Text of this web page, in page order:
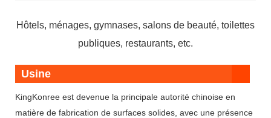
Hôtels, ménages, gymnases, salons de beauté, toilettes
publiques, restaurants, etc.
Usine
KingKonree est devenue la principale autorité chinoise en
matière de fabrication de surfaces solides, avec une présence